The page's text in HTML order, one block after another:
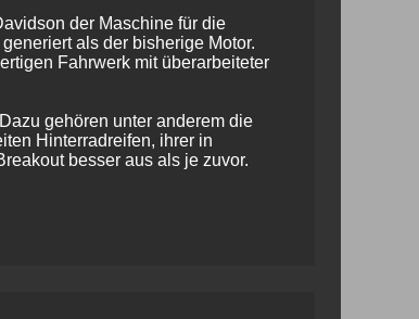
der Maschine für die
als der bisherige Motor.
Fahrwerk mit überarbeiteter
gehören unter anderem die
Hinterradreifen, ihrer in
besser aus als je zuvor.